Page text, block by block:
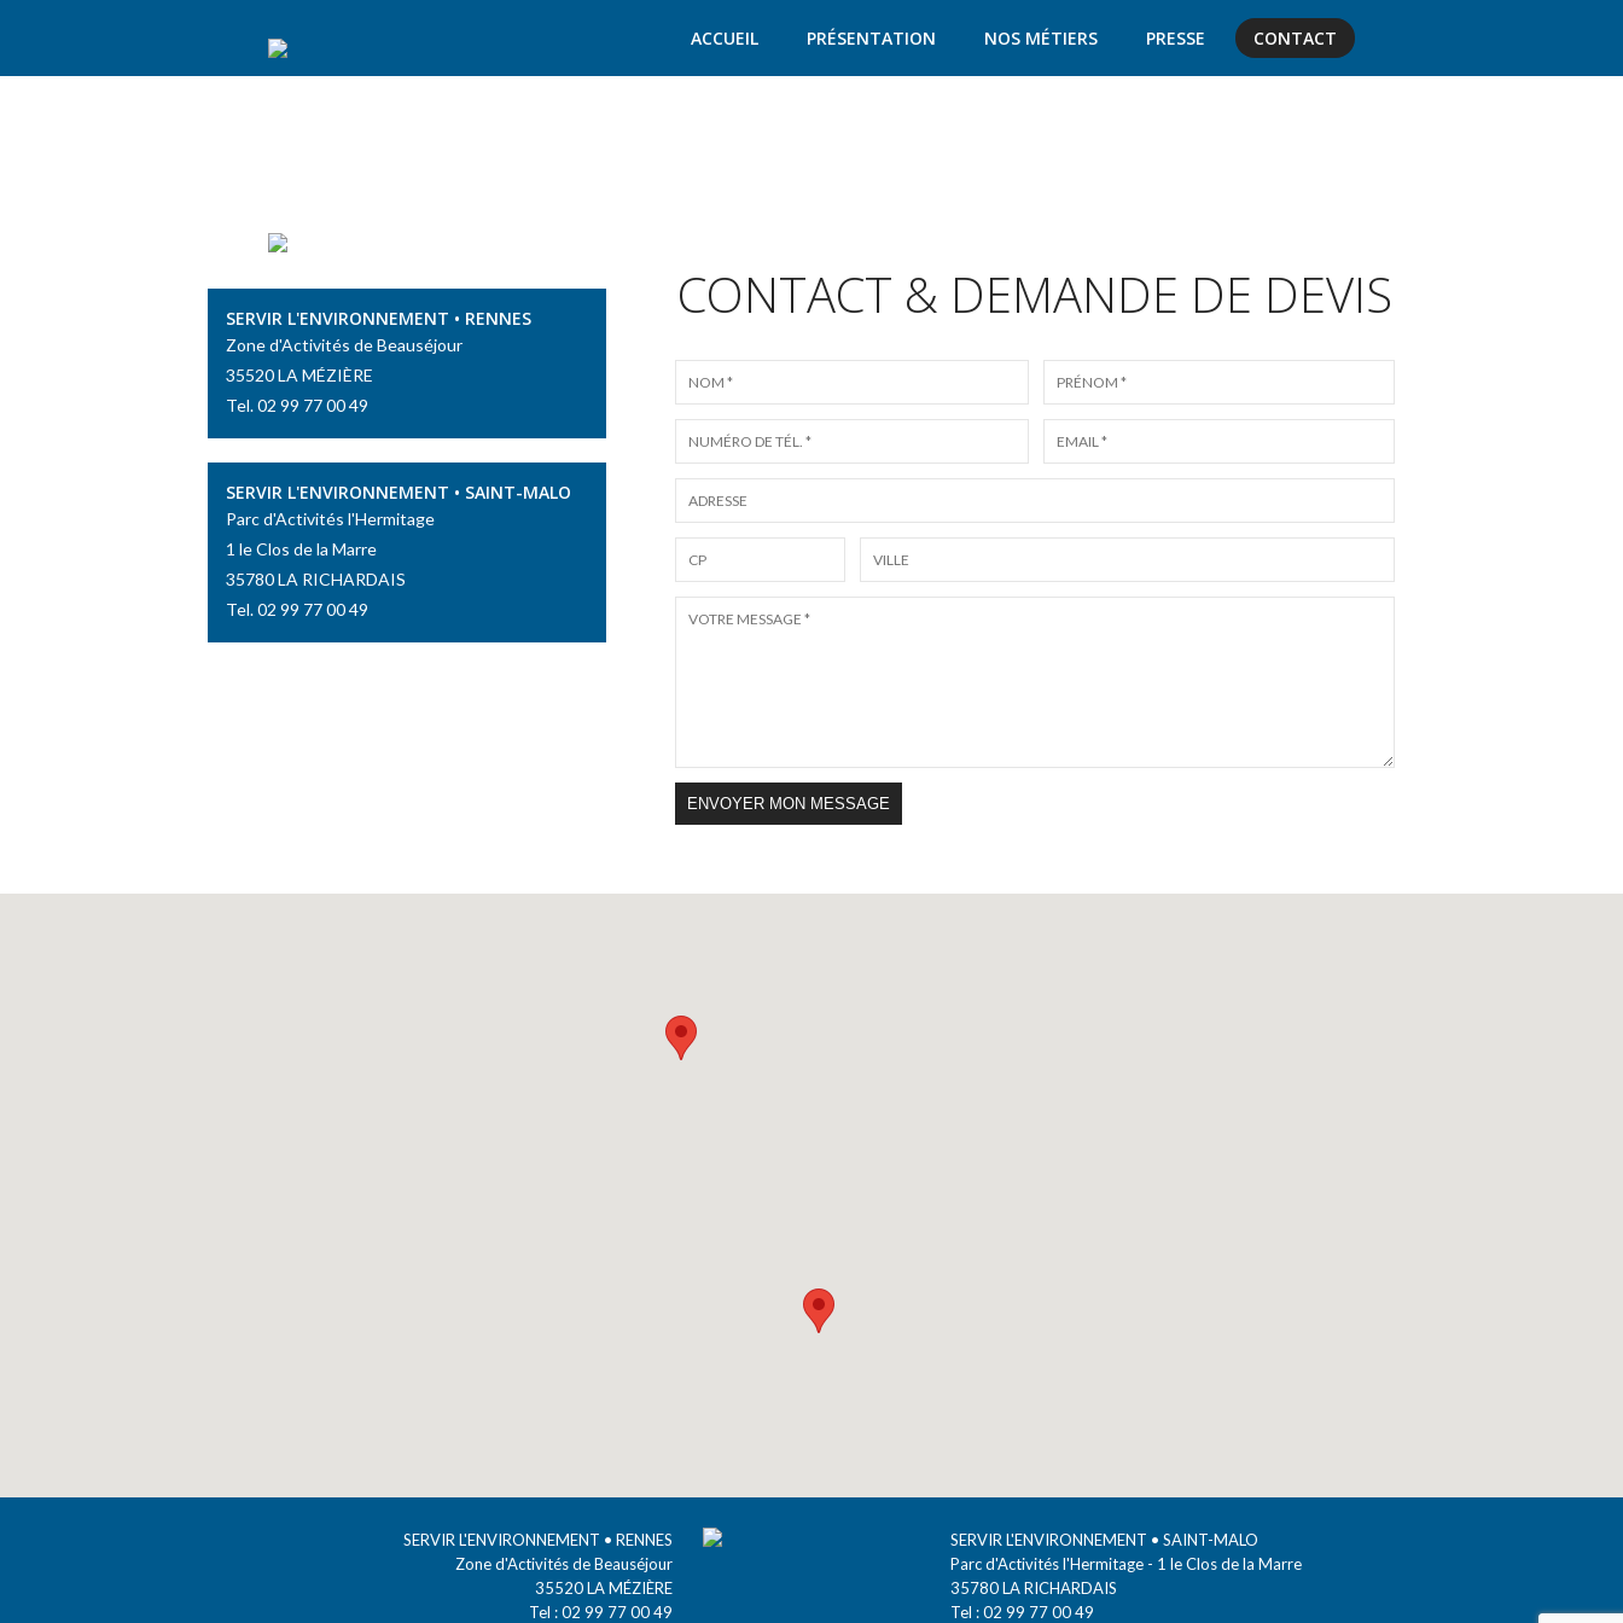
ACCUEIL PRÉSENTATION NOS MÉTIERS PRESSE CONTACT
SERVIR L'ENVIRONNEMENT • RENNES
Zone d'Activités de Beauséjour
35520 LA MÉZIÈRE
Tel. 02 99 77 00 49
SERVIR L'ENVIRONNEMENT • SAINT-MALO
Parc d'Activités l'Hermitage
1 le Clos de la Marre
35780 LA RICHARDAIS
Tel. 02 99 77 00 49
CONTACT & DEMANDE DE DEVIS
SERVIR L'ENVIRONNEMENT • RENNES
Zone d'Activités de Beauséjour
35520LA MÉZIÈRE
Tel :02 99 77 00 49
SERVIR L'ENVIRONNEMENT • SAINT-MALO
Parc d'Activités l'Hermitage - 1 le Clos de la Marre
35780LA RICHARDAIS
Tel :02 99 77 00 49